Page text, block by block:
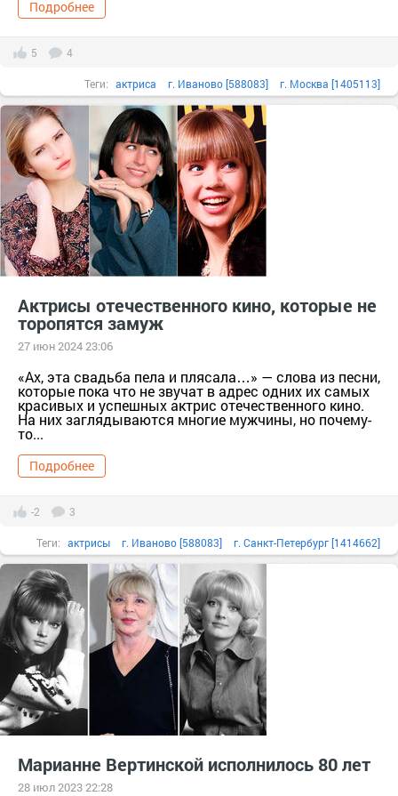
Подробнее
5 4
Теги: актриса г. Иваново [588083] г. Москва [1405113]
г. Санкт-Петербург [1414662] Иваново г.о. [95241148]
Ивановская обл. [588052]
Актрисы отечественного кино, которые не
торопятся замуж
27 июн 2024 23:06
«Ах, эта свадьба пела и плясала…» — слова из песни,
которые пока что не звучат в адрес одних их самых
красивых и успешных актрис отечественного кино.
На них заглядываются многие мужчины, но почему-
то...
Подробнее
-2 3
Теги: актрисы г. Иваново [588083] г. Санкт-Петербург [1414662]
Иваново г.о. [95241148] Ивановская обл. [588052]
Марианне Вертинской исполнилось 80 лет
28 июл 2023 22:28